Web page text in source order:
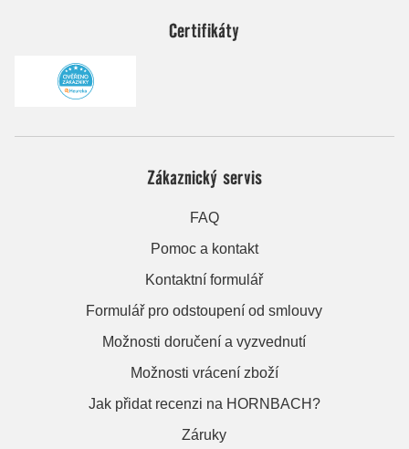
Certifikáty
Zákaznický servis
FAQ
Pomoc a kontakt
Kontaktní formulář
Formulář pro odstoupení od smlouvy
Možnosti doručení a vyzvednutí
Možnosti vrácení zboží
Jak přidat recenzi na HORNBACH?
Záruky